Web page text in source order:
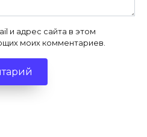
и адрес сайта в этом
моих комментариев.